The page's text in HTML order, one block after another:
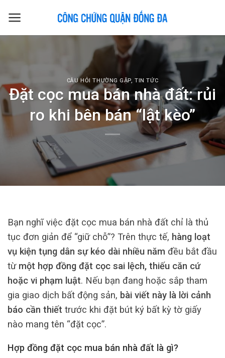
CÂU HỎI THƯỜNG GẶP,TIN TỨC
Đặt cọc mua bán nhà đất: rủi
ro khi bên bán “lật kèo”
Bạn nghĩ việc đặt cọc mua bán nhà đất chỉ là thủ
tục đơn giản để “giữ chỗ”? Trên thực tế, hàng loạt
vụ kiện tụng dân sự kéo dài nhiều năm đều bắt đầu
từ một hợp đồng đặt cọc sai lệch, thiếu căn cứ
hoặc vi phạm luật. Nếu bạn đang hoặc sắp tham
gia giao dịch bất động sản, bài viết này là lời cảnh
báo cần thiết trước khi đặt bút ký bất kỳ tờ giấy
nào mang tên “đặt cọc”.
Hợp đồng đặt cọc mua bán nhà đất là gì?